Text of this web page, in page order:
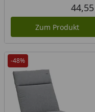
Zum Produkt
-48%